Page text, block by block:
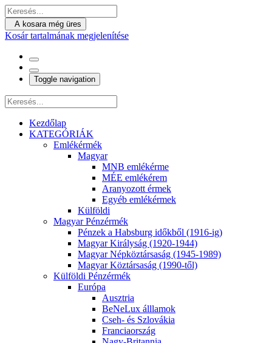
A kosara még üres
Kosár tartalmának megjelenítése
Toggle navigation
Kezdőlap
KATEGÓRIÁK
Emlékérmék
Magyar
MNB emlékérme
MÉE emlékérem
Aranyozott érmek
Egyéb emlékérmek
Külföldi
Magyar Pénzérmék
Pénzek a Habsburg időkből (1916-ig)
Magyar Királyság (1920-1944)
Magyar Népköztársaság (1945-1989)
Magyar Köztársaság (1990-től)
Külföldi Pénzérmék
Európa
Ausztria
BeNeLux álllamok
Cseh- és Szlovákia
Franciaország